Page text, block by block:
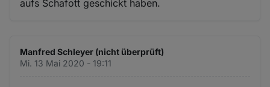
aufs Schafott geschickt haben.
Manfred Schleyer (nicht überprüft)
Mi. 13 Mai 2020 - 19:11